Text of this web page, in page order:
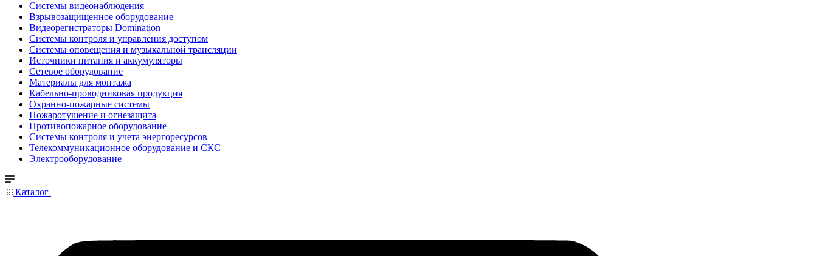
Системы видеонаблюдения
Взрывозащищенное оборудование
Видеорегистраторы Domination
Системы контроля и управления доступом
Системы оповещения и музыкальной трансляции
Источники питания и аккумуляторы
Сетевое оборудование
Материалы для монтажа
Кабельно-проводниковая продукция
Охранно-пожарные системы
Пожаротушение и огнезащита
Противопожарное оборудование
Системы контроля и учета энергоресурсов
Телекоммуникационное оборудование и СКС
Электрооборудование
Каталог